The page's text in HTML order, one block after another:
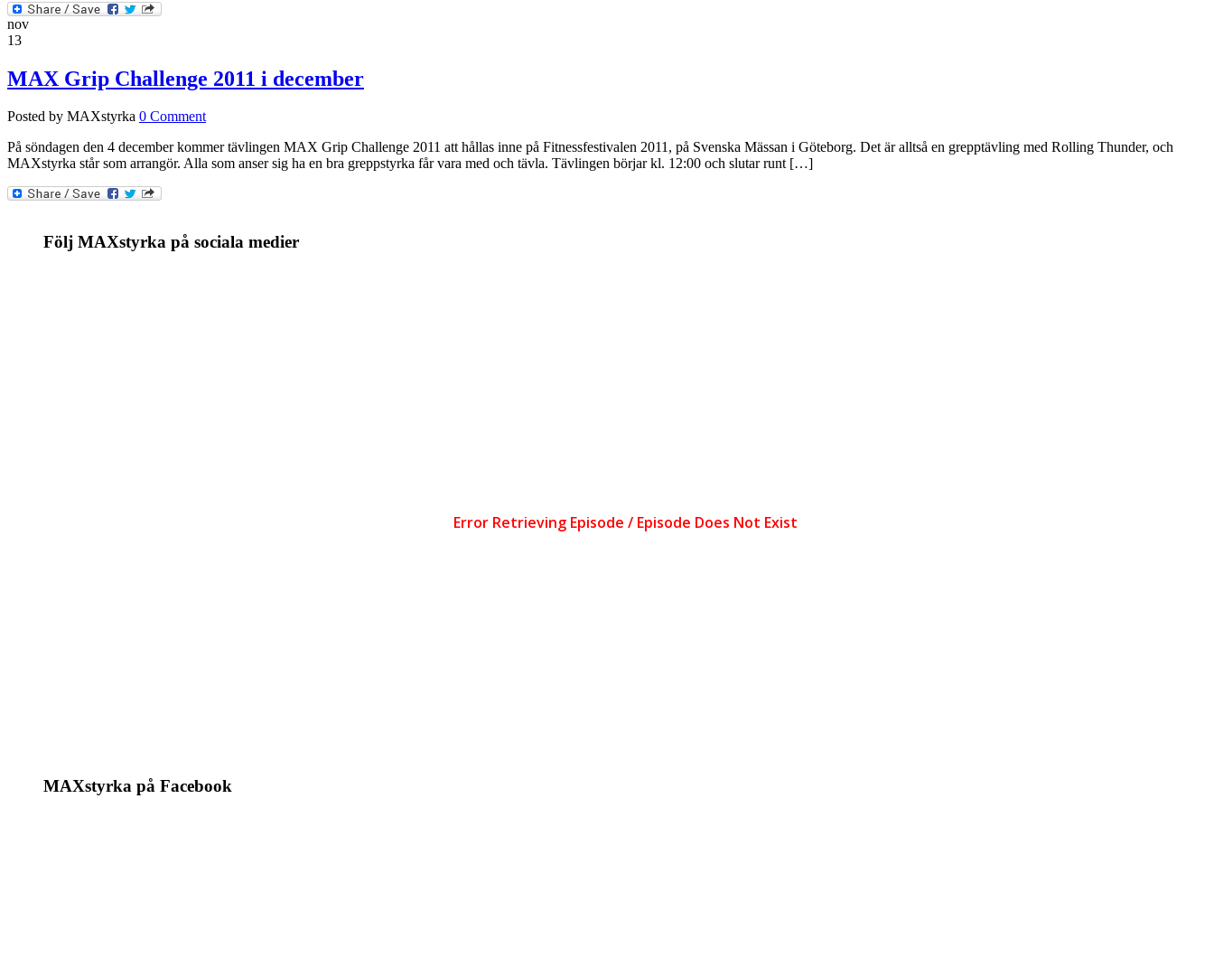
nov
13
MAX Grip Challenge 2011 i december
Posted by MAXstyrka 0 Comment
På söndagen den 4 december kommer tävlingen MAX Grip Challenge 2011 att hållas inne på Fitnessfestivalen 2011, på Svenska Mässan i Göteborg. Det är alltså en grepptävling med Rolling Thunder, och
MAXstyrka står som arrangör. Alla som anser sig ha en bra greppstyrka får vara med och tävla. Tävlingen börjar kl. 12:00 och slutar runt […]
Följ MAXstyrka på sociala medier
MAXstyrka på Facebook